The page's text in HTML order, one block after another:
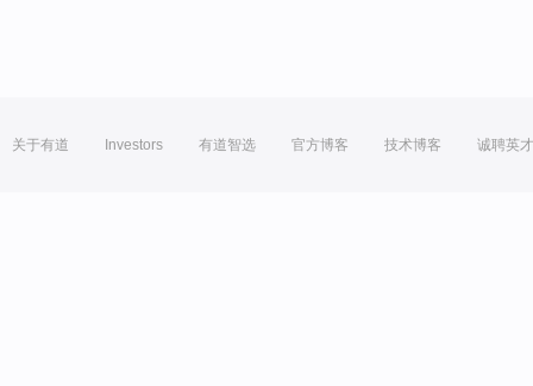
关于有道 Investors 有道智选 官方博客 技术博客 诚聘英才